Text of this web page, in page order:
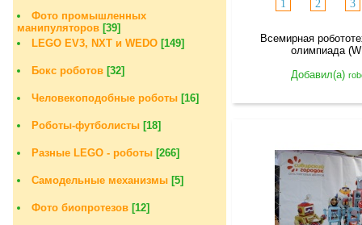
Фото промышленных
манипуляторов [39]
LEGO EV3, NXT и WEDO [149]
Бокс роботов [32]
Человекоподобные роботы [16]
Роботы-футболисты [18]
Разные LEGO - роботы [266]
Самодельные механизмы [5]
Фото биопротезов [12]
1
2 3
Всемирная
олимпиада
Добавил(а)